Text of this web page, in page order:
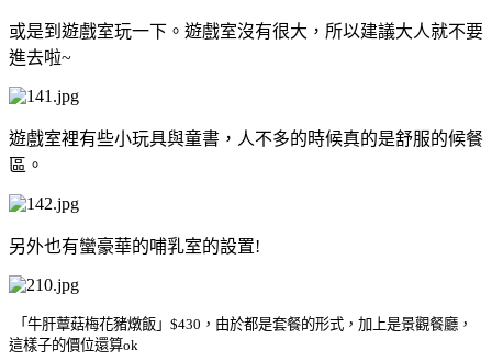
或是到遊戲室玩一下。遊戲室沒有很大，所以建議大人就不要
進去啦~
遊戲室裡有些小玩具與童書，人不多的時候真的是舒服的候餐
區。
另外也有蠻豪華的哺乳室的設置!
「牛肝蕈菇梅花豬燉飯」$430，由於都是套餐的形式，加上是景觀餐廳，
這樣子的價位還算ok